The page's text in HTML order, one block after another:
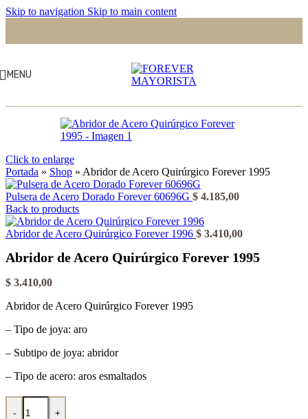
Skip to navigation Skip to main content
MENU
Click to enlarge
Portada » Shop » Abridor de Acero Quirúrgico Forever 1995
Pulsera de Acero Dorado Forever 60696G $ 4.185,00
Back to products
Abridor de Acero Quirúrgico Forever 1996 $ 3.410,00
Abridor de Acero Quirúrgico Forever 1995
$ 3.410,00
Abridor de Acero Quirúrgico Forever 1995
– Tipo de joya: aro
– Subtipo de joya: abridor
– Tipo de acero: aros esmaltados
-
Abridor de Acero Quirúrgico Forever 1995 cantidad
+